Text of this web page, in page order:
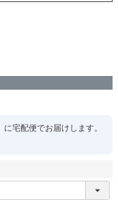
に宅配便でお届けします。